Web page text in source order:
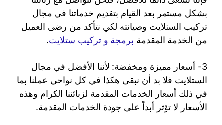
بشكل مستمر بعد القيام بتقديم خدماتنا في مجال
تركيب الستلايت وصيانته لكي نتأكد من رضى العميل
من الخدمة المقدمة برمجة و تركيب ستلايت.
3- أسعار مميزة ومخفضة: لأننا الأفضل في مجال
الستلايت فلا بد أن نبقى هكذا في كل نواحي عملنا بما
في ذلك أسعار الخدمات المقدمة لزبائننا الكرام وهذه
الأسعار لا تؤثر أبداً على جودة الخدمات المقدمة.